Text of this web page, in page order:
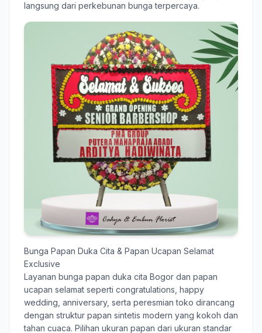
langsung dari perkebunan bunga terpercaya.
Bunga Papan Duka Cita & Papan Ucapan Selamat
Exclusive
Layanan bunga papan duka cita Bogor dan papan
ucapan selamat seperti congratulations, happy
wedding, anniversary, serta peresmian toko dirancang
dengan struktur papan sintetis modern yang kokoh dan
tahan cuaca. Pilihan ukuran papan dari ukuran standar